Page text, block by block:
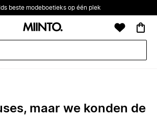
beste modeboetieks op één plek
maar we konden de